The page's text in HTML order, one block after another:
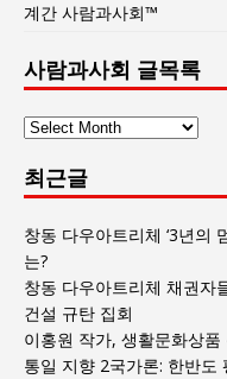
계간 사람과사회™
사람과사회 글목록
사
과
사
회
글
목
록
최근글
창동 다우아트리체 ‘3년의
는?
창동 다우아트리체 채권자
건설 규탄 집회
이홍원 작가, 생활문화상품
통일 지향 2국가론: 한반도